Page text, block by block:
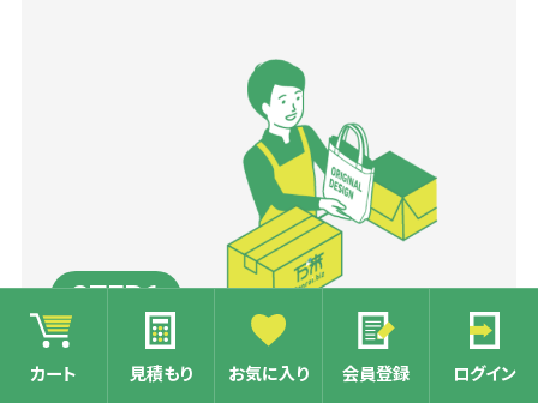
カート 見積もり お気に入り 会員登録 ログイン
入金確認及びデザイン最終